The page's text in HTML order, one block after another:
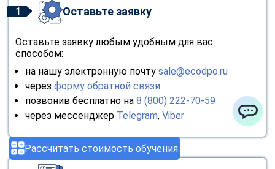
Рассчитать стоимость обучения
1 Оставьте заявку
Оставьте заявку любым удобным для вас
способом:
на нашу электронную почту sale@ecodpo.ru
через форму обратной связи
позвонив бесплатно на 8 (800) 222-70-59
через мессенджер Telegram, Viber